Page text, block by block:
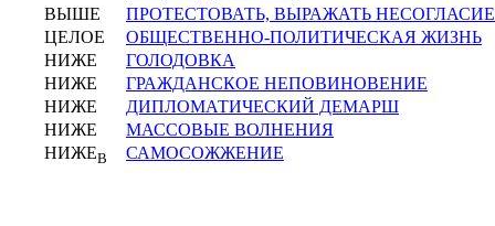
ВЫШЕ
ПРОТЕСТОВАТЬ, ВЫРАЖАТЬ НЕСОГЛАСИЕ
ЦЕЛОЕ
ОБЩЕСТВЕННО-ПОЛИТИЧЕСКАЯ ЖИЗНЬ
НИЖЕ
ГОЛОДОВКА
НИЖЕ
ГРАЖДАНСКОЕ НЕПОВИНОВЕНИЕ
НИЖЕ
ДИПЛОМАТИЧЕСКИЙ ДЕМАРШ
НИЖЕ
МАССОВЫЕ ВОЛНЕНИЯ
НИЖЕВ САМОСОЖЖЕНИЕ